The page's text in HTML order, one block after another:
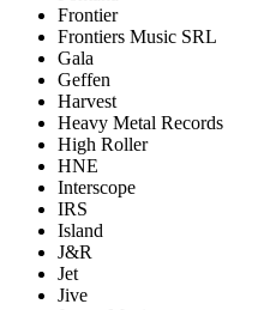
Frontier
Frontiers Music SRL
Gala
Geffen
Harvest
Heavy Metal Records
High Roller
HNE
Interscope
IRS
Island
J&R
Jet
Jive